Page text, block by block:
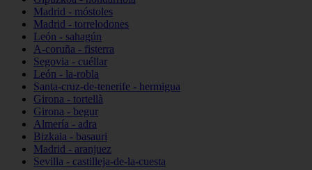
Madrid - móstoles
Madrid - torrelodones
León - sahagún
A-coruña - fisterra
Segovia - cuéllar
León - la-robla
Santa-cruz-de-tenerife - hermigua
Girona - tortellà
Girona - begur
Almería - adra
Bizkaia - basauri
Madrid - aranjuez
Sevilla - castilleja-de-la-cuesta